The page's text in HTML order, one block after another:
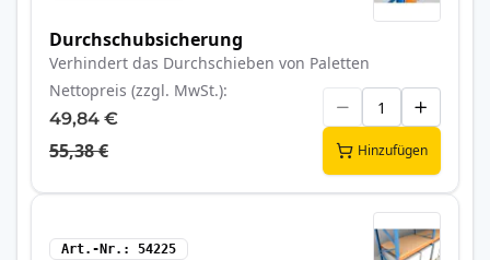
Durchschubsicherung
Verhindert das Durchschieben von Paletten
Nettopreis (zzgl. MwSt.)
49,84 €
55,38 € Hinzufügen
Art.-Nr. 54225